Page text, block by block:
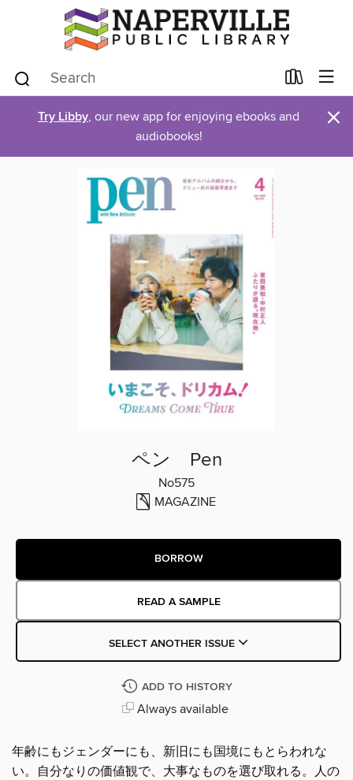
Try Libby, our new app for enjoying ebooks and
audiobooks!
×
ペン Pen
No575
MAGAZINE
BORROW
READ A SAMPLE
SELECT ANOTHER ISSUE
ADD TO HISTORY
Always available
年齢にもジェンダーにも、新旧にも国境にもとらわれな
い。自分なりの価値観で、大事なものを選び取れる。人の